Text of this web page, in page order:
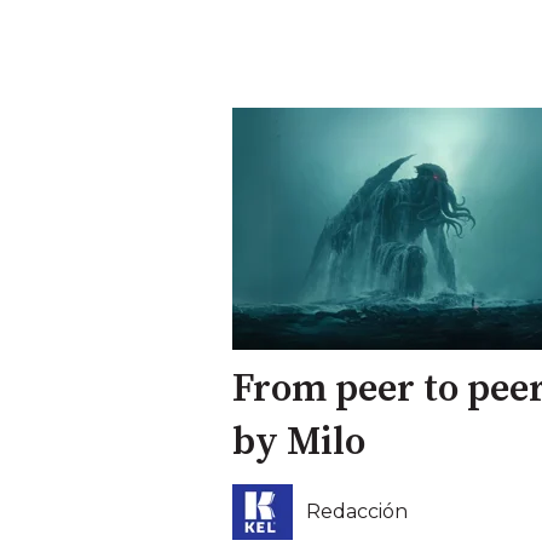
From peer to
by Milo
Redacción